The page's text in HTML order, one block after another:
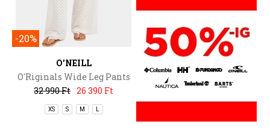
-20%
O'NEILL
O'Riginals Wide Leg Pants
32 990 Ft 26 390 Ft
XS S M